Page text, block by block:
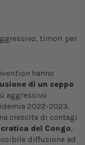
hanno
di un ceppo
aggressivo
2022-2023.
crescita di contagi
del Congo,
diffusione ad